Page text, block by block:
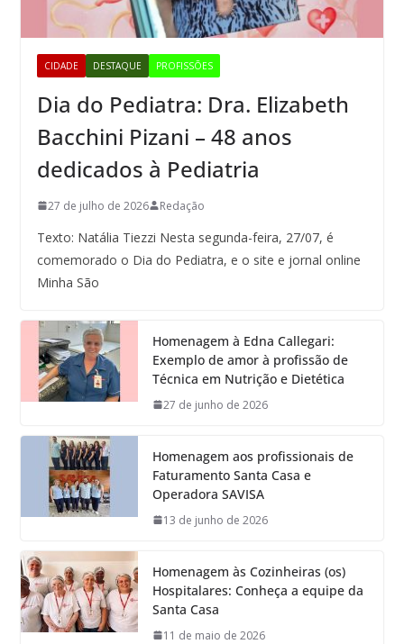
CIDADE DESTAQUE PROFISSÕES
Dia do Pediatra: Dra. Elizabeth
Bacchini Pizani – 48 anos
dedicados à Pediatria
27 de julho de 2026 Redação
Texto: Natália Tiezzi Nesta segunda-feira, 27/07, é
comemorado o Dia do Pediatra, e o site e jornal online
Minha São
Homenagem à Edna Callegari:
Exemplo de amor à profissão de
Técnica em Nutrição e Dietética
27 de junho de 2026
Homenagem aos profissionais de
Faturamento Santa Casa e
Operadora SAVISA
13 de junho de 2026
Homenagem às Cozinheiras (os)
Hospitalares: Conheça a equipe da
Santa Casa
11 de maio de 2026